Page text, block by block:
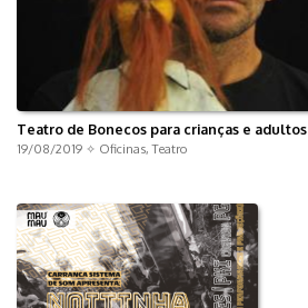
Teatro de Bonecos para crianças e adultos
19/08/2019 ✧ Oficinas,Teatro